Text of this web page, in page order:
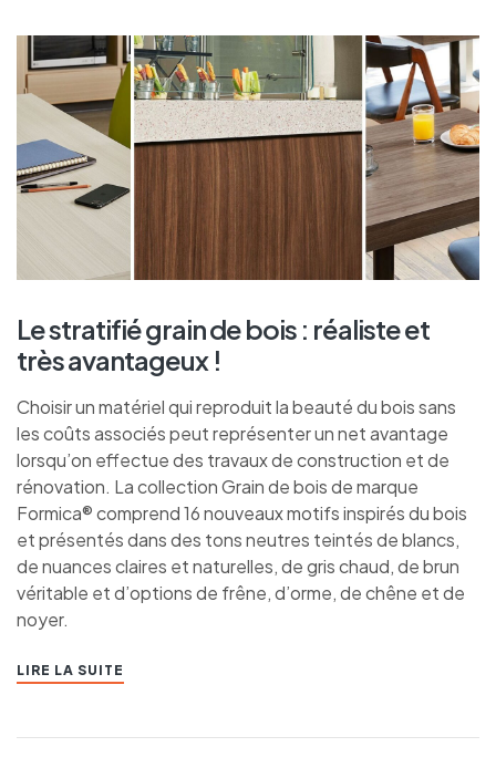
Le stratifié grain de bois : réaliste et
très avantageux !
Choisir un matériel qui reproduit la beauté du bois sans
les coûts associés peut représenter un net avantage
lorsqu’on effectue des travaux de construction et de
rénovation. La collection Grain de bois de marque
Formica® comprend 16 nouveaux motifs inspirés du bois
et présentés dans des tons neutres teintés de blancs,
de nuances claires et naturelles, de gris chaud, de brun
véritable et d’options de frêne, d’orme, de chêne et de
noyer.
LIRE LA SUITE